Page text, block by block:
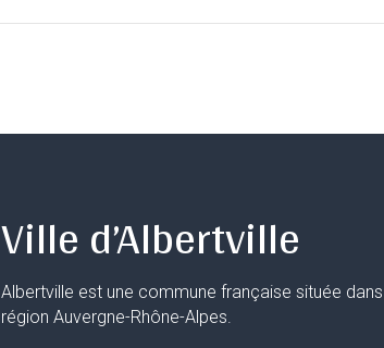
Ville d’Albertville
Albertville est une commune française située
région Auvergne-Rhône-Alpes.